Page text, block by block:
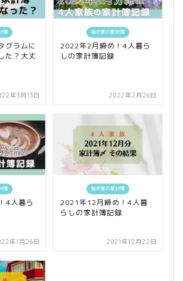
簿
グラムに
た？大丈
年3月13日
我が家の家計簿
2022年2月締め！4人暮ら
しの家計簿記録
2022年2月26日
簿
4人暮ら
年1月26日
我が家の家計簿
2021年12月締め！4人暮
らしの家計簿記録
2021年12月22日